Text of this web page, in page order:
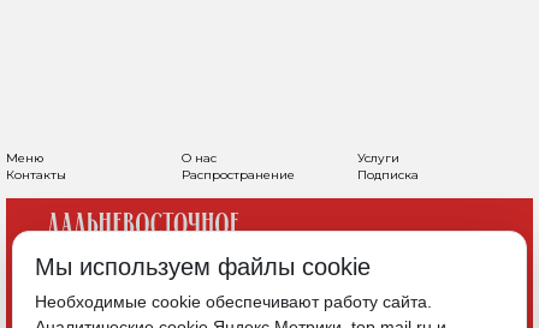
САХАЛИН ДВИЖЕТСЯ К
УГЛЕРОДНОЙ
НЕЙТРАЛЬНОСТИ
Мы используем файлы cookie
Необходимые cookie обеспечивают работу сайта.